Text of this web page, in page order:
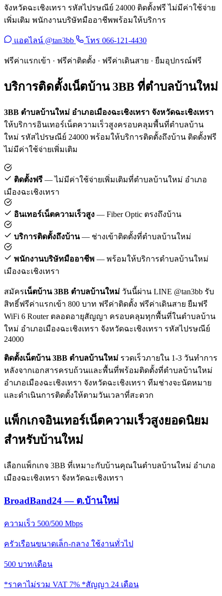
จังหวัดฉะเชิงเทรา รหัสไปรษณีย์ 24000 ติดตั้งฟรี ไม่มีค่าใช้จ่าย
เพิ่มเติม พนักงานบริษัทมืออาชีพพร้อมให้บริการ
แอดไลน์ @tan3bb โทร 066-121-4430
ฟรีค่าแรกเข้า · ฟรีค่าติดตั้ง · ฟรีค่าเดินสาย · ยืมอุปกรณ์ฟรี
บริการติดตั้งเน็ตบ้าน 3BB ที่ตำบลบ้านใหม่
3BB ตำบลบ้านใหม่ อำเภอเมืองฉะเชิงเทรา จังหวัดฉะเชิงเทรา
ให้บริการอินเทอร์เน็ตความเร็วสูงครอบคลุมพื้นที่ตำบลบ้าน
ใหม่ รหัสไปรษณีย์ 24000 พร้อมให้บริการติดตั้งถึงบ้าน ติดตั้งฟรี
ไม่มีค่าใช้จ่ายเพิ่มเติม
ติดตั้งฟรี — ไม่มีค่าใช้จ่ายเพิ่มเติมที่ตำบลบ้านใหม่ อำเภอ
เมืองฉะเชิงเทรา
อินเทอร์เน็ตความเร็วสูง — Fiber Optic ตรงถึงบ้าน
บริการติดตั้งถึงบ้าน— ช่างเข้าติดตั้งที่ตำบลบ้านใหม่
พนักงานบริษัทมืออาชีพ — พร้อมให้บริการตำบลบ้านใหม่
เมืองฉะเชิงเทรา
สมัครเน็ตบ้าน 3BB ตำบลบ้านใหม่ วันนี้ผ่าน LINE @tan3bb รับ
สิทธิ์ฟรีค่าแรกเข้า 800 บาท ฟรีค่าติดตั้ง ฟรีค่าเดินสาย ยืมฟรี
WiFi 6 Router ตลอดอายุสัญญา ครอบคลุมทุกพื้นที่ในตำบลบ้าน
ใหม่ อำเภอเมืองฉะเชิงเทรา จังหวัดฉะเชิงเทรา รหัสไปรษณีย์
24000
ติดตั้งเน็ตบ้าน 3BB ตำบลบ้านใหม่ รวดเร็วภายใน 1-3 วันทำการ
หลังจากเอกสารครบถ้วนและพื้นที่พร้อมติดตั้งที่ตำบลบ้านใหม่
อำเภอเมืองฉะเชิงเทรา จังหวัดฉะเชิงเทรา ทีมช่างจะนัดหมาย
และดำเนินการติดตั้งให้ตามวันเวลาที่สะดวก
แพ็กเกจอินเทอร์เน็ตความเร็วสูงยอดนิยม
สำหรับบ้านใหม่
เลือกแพ็กเกจ 3BB ที่เหมาะกับบ้านคุณในตำบลบ้านใหม่ อำเภอ
เมืองฉะเชิงเทรา จังหวัดฉะเชิงเทรา
BroadBand24 — ต.บ้านใหม่
ความเร็ว 500/500 Mbps
ครัวเรือนขนาดเล็ก-กลาง ใช้งานทั่วไป
500 บาท/เดือน
*ราคาไม่รวม VAT 7% *สัญญา 24 เดือน